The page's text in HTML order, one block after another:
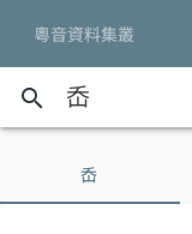
粵音資料集叢
search
岙